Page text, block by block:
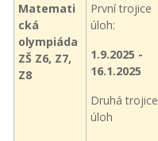
Matemati
cká
olympiáda
ZŠ Z6, Z7,
Z8
První trojice
úloh:
1.9.2025 -
16.1.2025
Druhá trojice
úloh